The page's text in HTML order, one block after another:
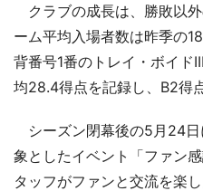
クラブの成長は、勝敗以
ーム平均入場者数は昨季の
背番号1番のトレイ・ボイド
均28.4得点を記録し、B2得
シーズン閉幕後の5月24日
象としたイベント「ファン
タッフがファンと交流を楽